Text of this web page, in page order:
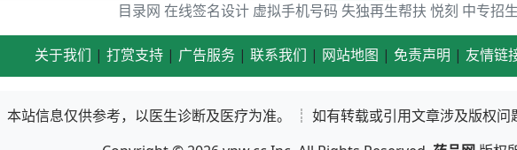
目录网 在线签名设计 虚拟手机号码 失独再生帮扶 悦刻 中专招
关于我们 | 打赏支持| 广告服务| 联系我们 | 网站地图 | 免责声明 | 友情链
本站信息仅供参考，以医生诊断及医疗为准。 ┊ 如有转载或引用文章涉及版权问